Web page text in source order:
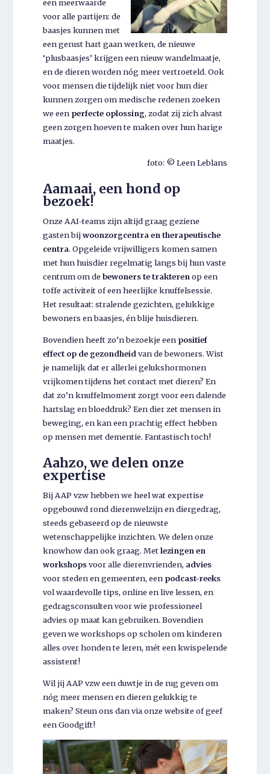
een meerwaarde
voor alle partijen: de
baasjes kunnen met
een gerust hart gaan werken, de nieuwe
‘plusbaasjes’ krijgen een nieuw wandelmaatje,
en de dieren worden nóg meer vertroeteld. Ook
voor mensen die tijdelijk niet voor hun dier
kunnen zorgen om medische redenen zoeken
we een perfecte oplossing, zodat zij zich alvast
geen zorgen hoeven te maken over hun harige
maatjes.
foto: © Leen Leblans
Aamaai, een hond op
bezoek!
Onze AAI-teams zijn altijd graag geziene
gasten bijwoonzorgcentra en therapeutische
centra. Opgeleide vrijwilligers komen samen
met hun huisdier regelmatig langs bij hun vaste
centrum om debewoners te trakteren op een
toffe activiteit of een heerlijke knuffelsessie.
Het resultaat: stralende gezichten, gelukkige
bewoners en baasjes, én blije huisdieren.
Bovendien heeft zo’n bezoekje een positief
effect op de gezondheid van de bewoners. Wist
je namelijk dat er allerlei gelukshormonen
vrijkomen tijdens het contact met dieren? En
dat zo’n knuffelmoment zorgt voor een dalende
hartslag en bloeddruk? Een dier zet mensen in
beweging, en kan een prachtig effect hebben
op mensen met dementie. Fantastisch toch!
Aahzo, we delen onze
expertise
Bij AAP vzw hebben we heel wat expertise
opgebouwd rond dierenwelzijn en diergedrag,
steeds gebaseerd op de nieuwste
wetenschappelijke inzichten. We delen onze
knowhow dan ook graag. Metlezingen en
workshopsvoor alle dierenvrienden, advies
voor steden en gemeenten, een podcast-reeks
vol waardevolle tips, online en live lessen, en
gedragsconsulten voor wie professioneel
advies op maat kan gebruiken. Bovendien
geven we workshops op scholen om kinderen
alles over honden te leren, mét een kwispelende
assistent!
Wil jij AAP vzween duwtje in de rug geven om
nóg meer mensen en dieren gelukkig te
maken? Steun ons danvia onze websiteof geef
eenGoodgift!